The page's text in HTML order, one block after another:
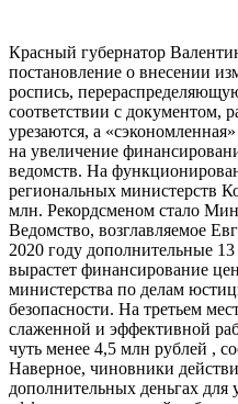
Красный губернатор
постановление о внесении
роспись,
соответствии с документом,
урезаются, а
на увеличение
ведомств. На
региональных министерств
млн. Рекордсменом стало
Ведомство, возглавляемое
2020 году дополнительные
вырастет финансирование
министерства по делам
безопасности. На третьем
слаженной и эффективной
чуть менее 4,5 млн рублей ,
Наверное, чиновники
дополнительных деньгах